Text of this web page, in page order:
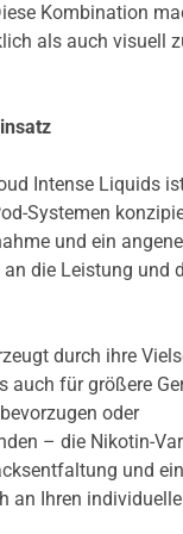
Kombination
als auch visuell
Intense Liquids
Systemen
und ein
die Leistung und
durch ihre
auch für größere
oder
– die Nikotin-
und
an Ihren